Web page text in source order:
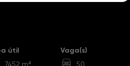
útil
7452 m²
Vaga(s)
50